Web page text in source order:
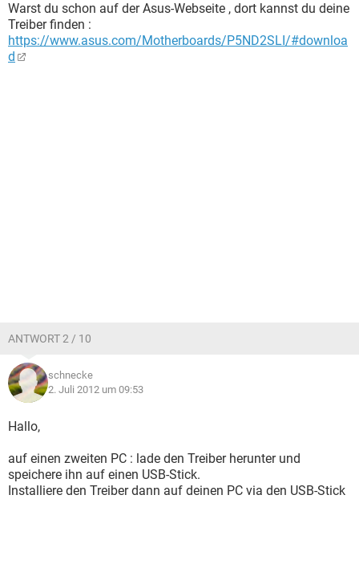
Warst du schon auf der Asus-Webseite , dort kannst du deine
Treiber finden :
https://www.asus.com/Motherboards/P5ND2SLI/#downloa
d
ANTWORT 2 / 10
schnecke
2. Juli 2012 um 09:53
Hallo,
auf einen zweiten PC : lade den Treiber herunter und
speichere ihn auf einen USB-Stick.
Installiere den Treiber dann auf deinen PC via den USB-Stick